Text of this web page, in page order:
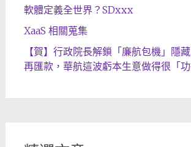
軟體定義全世界？SDxxx
XaaS 相關蒐集
【賀】行政院長解鎖「廉航包機」隱
再匯款，華航這波虧本生意做得很「功